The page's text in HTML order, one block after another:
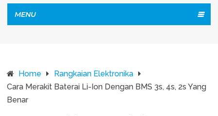
MENU
Home
Rangkaian Elektronika
Cara Merakit Baterai Li-Ion Dengan BMS 3s, 4s, 2s Yang
Benar